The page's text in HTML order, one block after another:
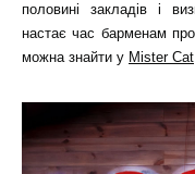
половині закладів і
настає час барменам
можна знайти у Mister Cat